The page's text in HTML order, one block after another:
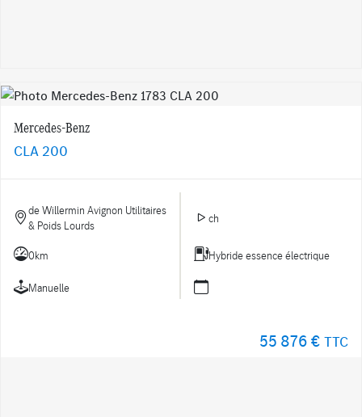
Mercedes-Benz
CLA 200
de Willermin Avignon Utilitaires
& Poids Lourds
ch
0km Hybride essence électrique
Manuelle
55 876 € TTC